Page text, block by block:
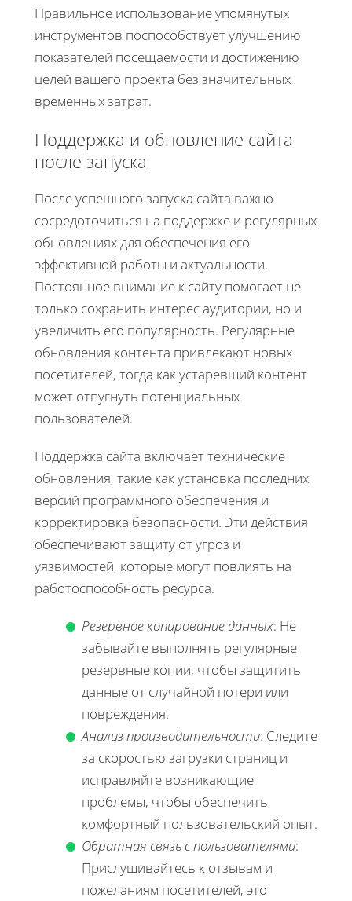
Правильное использование упомянутых
инструментов поспособствует улучшению
показателей посещаемости и достижению
целей вашего проекта без значительных
временных затрат.
Поддержка и обновление сайта
после запуска
После успешного запуска сайта важно
сосредоточиться на поддержке и регулярных
обновлениях для обеспечения его
эффективной работы и актуальности.
Постоянное внимание к сайту помогает не
только сохранить интерес аудитории, но и
увеличить его популярность. Регулярные
обновления контента привлекают новых
посетителей, тогда как устаревший контент
может отпугнуть потенциальных
пользователей.
Поддержка сайта включает технические
обновления, такие как установка последних
версий программного обеспечения и
корректировка безопасности. Эти действия
обеспечивают защиту от угроз и
уязвимостей, которые могут повлиять на
работоспособность ресурса.
Резервное копирование данных: Не
забывайте выполнять регулярные
резервные копии, чтобы защитить
данные от случайной потери или
повреждения.
Анализ производительности: Следите
за скоростью загрузки страниц и
исправляйте возникающие
проблемы, чтобы обеспечить
комфортный пользовательский опыт.
Обратная связь с пользователями:
Прислушивайтесь к отзывам и
пожеланиям посетителей, это